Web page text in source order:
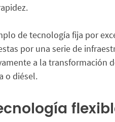
de tecnología fija por
por una serie de
a la transformación
o diésel.